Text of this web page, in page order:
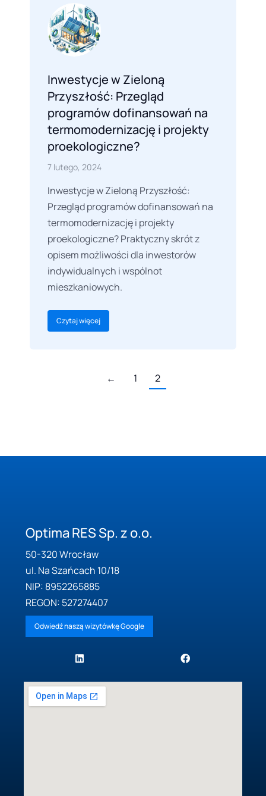
Inwestycje w Zieloną
Przyszłość: Przegląd
programów dofinansowań na
termomodernizację i projekty
proekologiczne?
7 lutego, 2024
Inwestycje w Zieloną Przyszłość:
Przegląd programów dofinansowań na
termomodernizację i projekty
proekologiczne? Praktyczny skrót z
opisem możliwości dla inwestorów
indywidualnych i wspólnot
mieszkaniowych.
Czytaj więcej
← 1 2
Optima RES Sp. z o.o.
50-320 Wrocław
ul. Na Szańcach 10/18
NIP: 8952265885
REGON: 527274407
Odwiedź naszą wizytówkę Google